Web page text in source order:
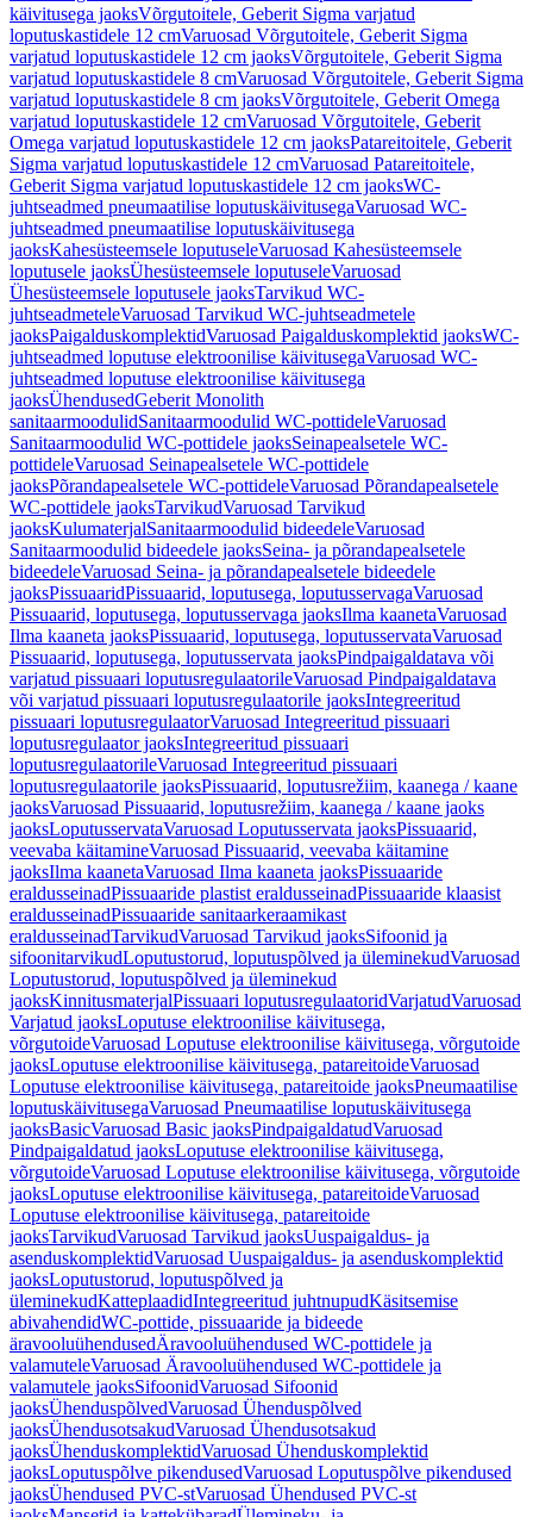
käivitusega jaoksVõrgutoitele, Geberit Sigma varjatud
loputuskastidele 12 cmVaruosad Võrgutoitele, Geberit Sigma
varjatud loputuskastidele 12 cm jaoksVõrgutoitele, Geberit Sigma
varjatud loputuskastidele 8 cmVaruosad Võrgutoitele, Geberit Sigma
varjatud loputuskastidele 8 cm jaoksVõrgutoitele, Geberit Omega
varjatud loputuskastidele 12 cmVaruosad Võrgutoitele, Geberit
Omega varjatud loputuskastidele 12 cm jaoksPatareitoitele, Geberit
Sigma varjatud loputuskastidele 12 cmVaruosad Patareitoitele,
Geberit Sigma varjatud loputuskastidele 12 cm jaoksWC-
juhtseadmed pneumaatilise loputuskäivitusegaVaruosad WC-
juhtseadmed pneumaatilise loputuskäivitusega
jaoksKahesüsteemsele loputuseleVaruosad Kahesüsteemsele
loputusele jaoksÜhesüsteemsele loputuseleVaruosad
Ühesüsteemsele loputusele jaoksTarvikud WC-
juhtseadmeteleVaruosad Tarvikud WC-juhtseadmetele
jaoksPaigalduskomplektidVaruosad Paigalduskomplektid jaoksWC-
juhtseadmed loputuse elektroonilise käivitusegaVaruosad WC-
juhtseadmed loputuse elektroonilise käivitusega
jaoksÜhendusedGeberit Monolith
sanitaarmoodulidSanitaarmoodulid WC-pottideleVaruosad
Sanitaarmoodulid WC-pottidele jaoksSeinapealsetele WC-
pottideleVaruosad Seinapealsetele WC-pottidele
jaoksPõrandapealsetele WC-pottideleVaruosad Põrandapealsetele
WC-pottidele jaoksTarvikudVaruosad Tarvikud
jaoksKulumaterjalSanitaarmoodulid bideedeleVaruosad
Sanitaarmoodulid bideedele jaoksSeina- ja põrandapealsetele
bideedeleVaruosad Seina- ja põrandapealsetele bideedele
jaoksPissuaaridPissuaarid, loputusega, loputusservagaVaruosad
Pissuaarid, loputusega, loputusservaga jaoksIlma kaanetaVaruosad
Ilma kaaneta jaoksPissuaarid, loputusega, loputusservataVaruosad
Pissuaarid, loputusega, loputusservata jaoksPindpaigaldatava või
varjatud pissuaari loputusregulaatorileVaruosad Pindpaigaldatava
või varjatud pissuaari loputusregulaatorile jaoksIntegreeritud
pissuaari loputusregulaatorVaruosad Integreeritud pissuaari
loputusregulaator jaoksIntegreeritud pissuaari
loputusregulaatorileVaruosad Integreeritud pissuaari
loputusregulaatorile jaoksPissuaarid, loputusrežiim, kaanega / kaane
jaoksVaruosad Pissuaarid, loputusrežiim, kaanega / kaane jaoks
jaoksLoputusservataVaruosad Loputusservata jaoksPissuaarid,
veevaba käitamineVaruosad Pissuaarid, veevaba käitamine
jaoksIlma kaanetaVaruosad Ilma kaaneta jaoksPissuaaride
eraldusseinadPissuaaride plastist eraldusseinadPissuaaride klaasist
eraldusseinadPissuaaride sanitaarkeraamikast
eraldusseinadTarvikudVaruosad Tarvikud jaoksSifoonid ja
sifoonitarvikudLoputustorud, loputuspõlved ja üleminekudVaruosad
Loputustorud, loputuspõlved ja üleminekud
jaoksKinnitusmaterjalPissuaari loputusregulaatoridVarjatudVaruosad
Varjatud jaoksLoputuse elektroonilise käivitusega,
võrgutoideVaruosad Loputuse elektroonilise käivitusega, võrgutoide
jaoksLoputuse elektroonilise käivitusega, patareitoideVaruosad
Loputuse elektroonilise käivitusega, patareitoide jaoksPneumaatilise
loputuskäivitusegaVaruosad Pneumaatilise loputuskäivitusega
jaoksBasicVaruosad Basic jaoksPindpaigaldatudVaruosad
Pindpaigaldatud jaoksLoputuse elektroonilise käivitusega,
võrgutoideVaruosad Loputuse elektroonilise käivitusega, võrgutoide
jaoksLoputuse elektroonilise käivitusega, patareitoideVaruosad
Loputuse elektroonilise käivitusega, patareitoide
jaoksTarvikudVaruosad Tarvikud jaoksUuspaigaldus- ja
asenduskomplektidVaruosad Uuspaigaldus- ja asenduskomplektid
jaoksLoputustorud, loputuspõlved ja
üleminekudKatteplaadidIntegreeritud juhtnupudKäsitsemise
abivahendidWC-pottide, pissuaaride ja bideede
äravooluühendusedÄravooluühendused WC-pottidele ja
valamuteleVaruosad Äravooluühendused WC-pottidele ja
valamutele jaoksSifoonidVaruosad Sifoonid
jaoksÜhenduspõlvedVaruosad Ühenduspõlved
jaoksÜhendusotsakudVaruosad Ühendusotsakud
jaoksÜhenduskomplektidVaruosad Ühenduskomplektid
jaoksLoputuspõlve pikendusedVaruosad Loputuspõlve pikendused
jaoksÜhendused PVC-stVaruosad Ühendused PVC-st